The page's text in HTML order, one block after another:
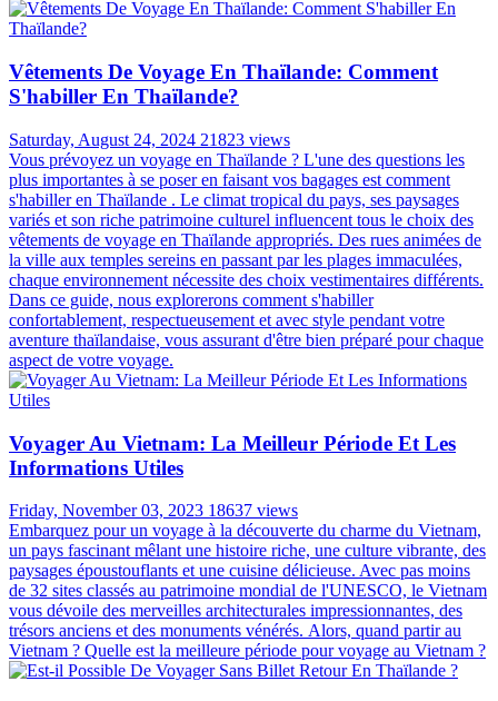
Vêtements De Voyage En Thaïlande: Comment
S'habiller En Thaïlande?
Saturday, August 24, 2024 21823 views
Vous prévoyez un voyage en Thaïlande ? L'une des questions les
plus importantes à se poser en faisant vos bagages est comment
s'habiller en Thaïlande . Le climat tropical du pays, ses paysages
variés et son riche patrimoine culturel influencent tous le choix des
vêtements de voyage en Thaïlande appropriés. Des rues animées de
la ville aux temples sereins en passant par les plages immaculées,
chaque environnement nécessite des choix vestimentaires différents.
Dans ce guide, nous explorerons comment s'habiller
confortablement, respectueusement et avec style pendant votre
aventure thaïlandaise, vous assurant d'être bien préparé pour chaque
aspect de votre voyage.
Voyager Au Vietnam: La Meilleur Période Et Les
Informations Utiles
Friday, November 03, 2023 18637 views
Embarquez pour un voyage à la découverte du charme du Vietnam,
un pays fascinant mêlant une histoire riche, une culture vibrante, des
paysages époustouflants et une cuisine délicieuse. Avec pas moins
de 32 sites classés au patrimoine mondial de l'UNESCO, le Vietnam
vous dévoile des merveilles architecturales impressionnantes, des
trésors anciens et des monuments vénérés. Alors, quand partir au
Vietnam ? Quelle est la meilleure période pour voyage au Vietnam ?